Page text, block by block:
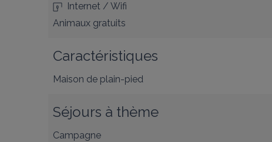
Internet / Wifi
Animaux gratuits
Caractéristiques
Maison de plain-pied
Séjours à thème
Campagne